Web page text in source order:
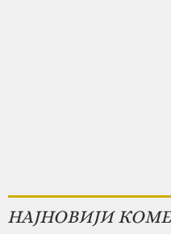
НАЈНОВИЈИ